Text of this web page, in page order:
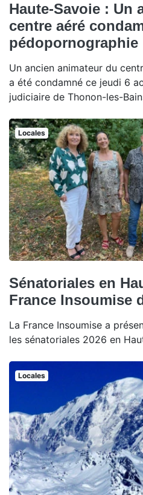
Haute-Savoie : Un
centre aéré
pédopornographie
Un ancien animateur du
a été condamné ce jeudi 6
judiciaire de Thonon-les-
Locales
Sénatoriales en
France Insoumise
La France Insoumise a
les sénatoriales 2026 en
Locales